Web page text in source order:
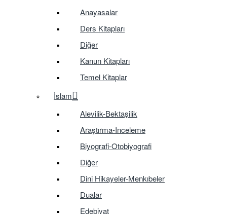
Anayasalar
Ders Kitapları
Diğer
Kanun Kitapları
Temel Kitaplar
İslam
Alevilik-Bektaşilik
Araştırma-Inceleme
Biyografi-Otobiyografi
Diğer
Dini Hikayeler-Menkıbeler
Dualar
Edebiyat